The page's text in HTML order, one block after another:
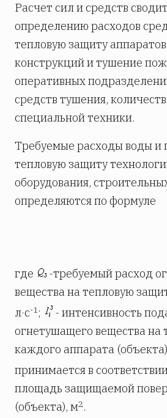
Расчет сил и средств
определению расходов
тепловую защиту
конструкций и тушение
оперативных
средств тушения,
специальной техники.
Требуемые расходы воды и
тепловую защиту
оборудования,
определяются по формуле
где
-требуемый расход
вещества на тепловую
л·с-1 ;
- интенсивность
огнетушащего вещества на
каждого аппарата
принимается в
площадь защищаемой
(объекта), м2.